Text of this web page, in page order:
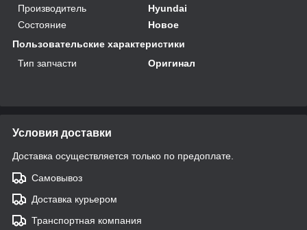
Производитель
Hyundai
Состояние
Новое
Пользовательские характеристики
Тип запчасти
Оригинал
Условия доставки
Доставка осуществляется только по предоплате.
Самовывоз
Доставка курьером
Транспортная компания